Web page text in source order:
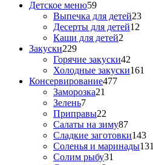
Детское меню59
Выпечка для детей23
Десерты для детей12
Каши для детей2
Закуски229
Горячие закуски42
Холодные закуски161
Консервирование477
Заморозка21
Зелень7
Приправы22
Салаты на зиму87
Сладкие заготовки143
Соленья и маринады131
Солим рыбу31